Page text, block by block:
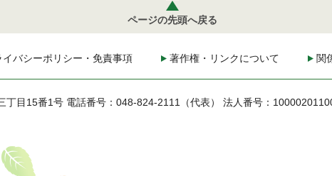
ページの先頭へ戻る
イバシーポリシー・免責事項 著作権・リンクについて 関
丁目15番1号 電話番号：048-824-2111（代表） 法人番号：